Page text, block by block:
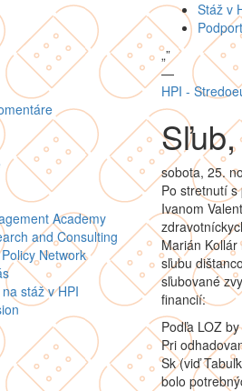
Stáž v
„”
—
Academy
and Consulting
Network
stáž v HPI
HPI -
sobota, 25.
Po stretnutí
Ivanom
Marián Kollár
sľubu
sľubované
financií:
Podľa LOZ
Pri
Sk (viď
bolo